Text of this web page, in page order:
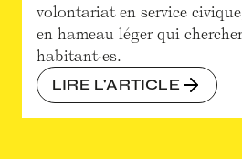
volontariat en service
en hameau léger qui
habitant·es.
LIRE L'ARTICLE